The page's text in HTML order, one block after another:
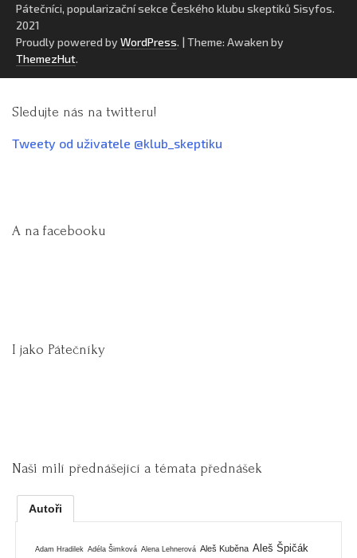
Pátečníci, popularizační sekce Českého klubu skeptiků Sisyfos.
2021
Proudly powered by WordPress. | Theme: Awaken by
ThemezHut.
Sledujte nás na twitteru!
Tweety od uživatele @klub_skeptiku
A na facebooku
I jako Pátečníky
Naši milí přednášející a témata přednášek
Autoři
Adam Hradilek Adéla Šimková Alena Lehnerová Aleš Kuběna Aleš Špičák